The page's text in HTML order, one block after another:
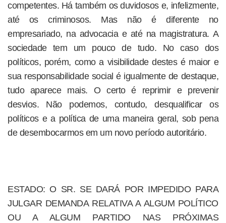
competentes. Há também os duvidosos e, infelizmente,
até os criminosos. Mas não é diferente no
empresariado, na advocacia e até na magistratura. A
sociedade tem um pouco de tudo. No caso dos
políticos, porém, como a visibilidade destes é maior e
sua responsabilidade social é igualmente de destaque,
tudo aparece mais. O certo é reprimir e prevenir
desvios. Não podemos, contudo, desqualificar os
políticos e a política de uma maneira geral, sob pena
de desembocarmos em um novo período autoritário.
ESTADO: O SR. SE DARÁ POR IMPEDIDO PARA
JULGAR DEMANDA RELATIVA A ALGUM POLÍTICO
OU A ALGUM PARTIDO NAS PRÓXIMAS